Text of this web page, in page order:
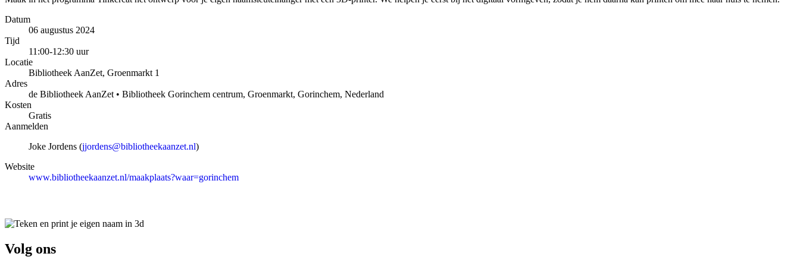
Datum
06 augustus 2024
Tijd
11:00-12:30 uur
Locatie
Bibliotheek AanZet, Groenmarkt 1
Adres
de Bibliotheek AanZet • Bibliotheek Gorinchem centrum, Groenmarkt, Gorinchem, Nederland
Kosten
Gratis
Aanmelden
Joke Jordens (jjordens@bibliotheekaanzet.nl)
Website
www.bibliotheekaanzet.nl/maakplaats?waar=gorinchem
Volg ons